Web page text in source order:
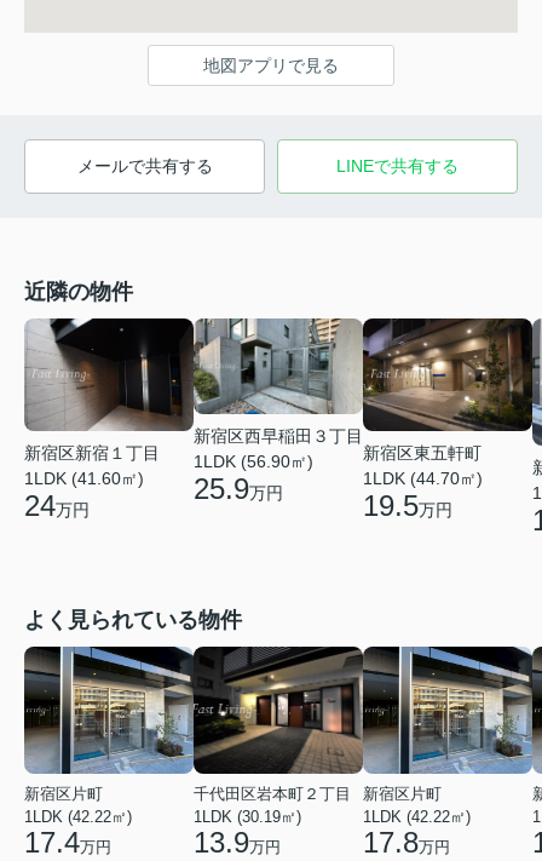
地図アプリで見る
メールで共有する LINEで共有する
近隣の物件
新宿区新宿１丁目
1LDK (41.60㎡)
24万円
新宿区西早稲田３丁目
1LDK (56.90㎡)
25.9万円
新宿区東五軒町
1LDK (44.70㎡)
19.5万円
よく見られている物件
新宿区片町
1LDK (42.22㎡)
17.4万円
千代田区岩本町２丁目
1LDK (30.19㎡)
13.9万円
新宿区片町
1LDK (42.22㎡)
17.8万円